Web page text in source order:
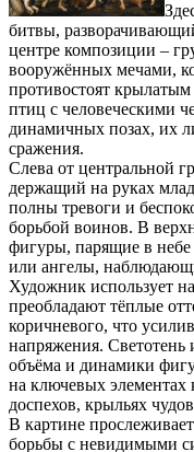
битвы,
центре композиции –
вооружённых мечами,
противостоят
птиц с человеческими
динамичных позах, их
сражения.
Слева от центральной
держащий на руках
полны тревоги и
борьбой воинов. В
фигуры, парящие в
или ангелы,
Художник использует
преобладают тёплые
коричневого, что
напряжения. Светотень
объёма и динамики
на ключевых элементах
доспехов, крыльях
В картине
борьбы с невидимыми